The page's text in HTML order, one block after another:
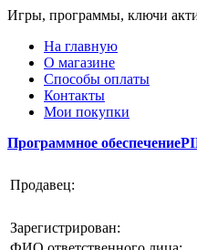
Игры, программы, ключи
На главную
О магазине
Способы оплаты
Контакты
Мои покупки
Программное обеспечение
Продавец:
Зарегистрирован: